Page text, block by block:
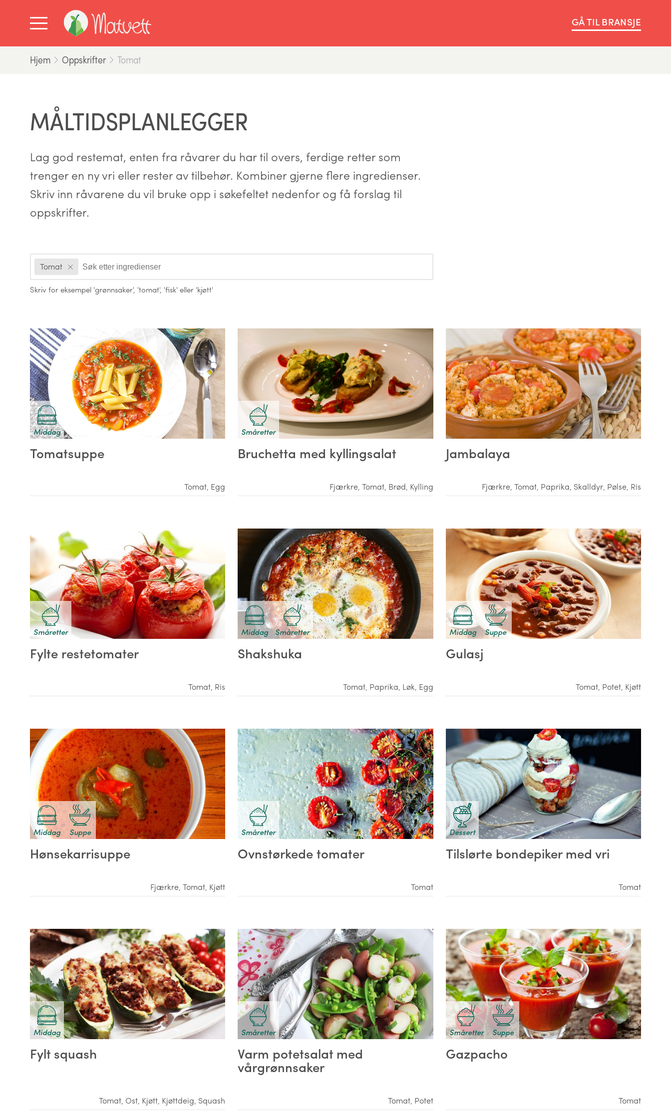
GÅ TIL BRANSJE
Hjem Oppskrifter Tomat
MÅLTIDSPLANLEGGER
Lag god restemat, enten fra råvarer du har til overs, ferdige retter som
trenger en ny vri eller rester av tilbehør. Kombiner gjerne flere ingredienser.
Skriv inn råvarene du vil bruke opp i søkefeltet nedenfor og få forslag til
oppskrifter.
Ingredienser
Tomat
Skriv for eksempel 'grønnsaker', 'tomat', 'fisk' eller 'kjøtt'
Oppskrifter
Middag
Tomatsuppe
Tomat, Egg
Småretter
Bruchetta med kyllingsalat
Fjærkre, Tomat, Brød, Kylling
Jambalaya
Fjærkre, Tomat, Paprika, Skalldyr, Pølse, Ris
Småretter
Fylte restetomater
Tomat, Ris
Middag Småretter
Shakshuka
Tomat, Paprika, Løk, Egg
Middag Suppe
Gulasj
Tomat, Potet, Kjøtt
Middag Suppe
Hønsekarrisuppe
Fjærkre,Tomat, Kjøtt
Småretter
Ovnstørkede tomater
Tomat
Dessert
Tilslørte bondepiker med vri
Tomat
Middag
Fylt squash
Tomat, Ost, Kjøtt, Kjøttdeig, Squash
Småretter
Varm potetsalat med
vårgrønnsaker
Tomat, Potet
Småretter Suppe
Gazpacho
Tomat